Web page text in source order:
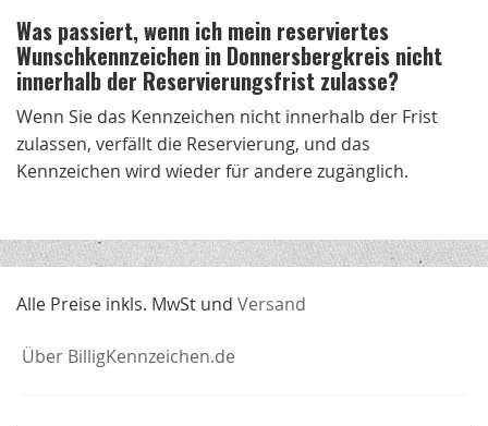
Was passiert, wenn ich mein reserviertes
Wunschkennzeichen in Donnersbergkreis nicht
innerhalb der Reservierungsfrist zulasse?
Wenn Sie das Kennzeichen nicht innerhalb der Frist
zulassen, verfällt die Reservierung, und das
Kennzeichen wird wieder für andere zugänglich.
Alle Preise inkls. MwSt und Versand
Über BilligKennzeichen.de